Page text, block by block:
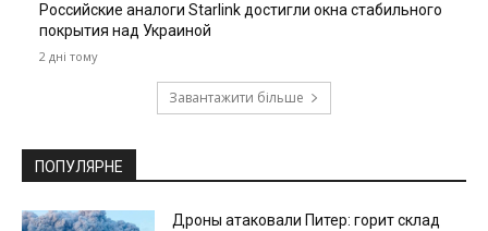
Российские аналоги Starlink достигли окна стабильного
покрытия над Украиной
2 дні тому
Завантажити більше
ПОПУЛЯРНЕ
Дроны атаковали Питер: горит склад